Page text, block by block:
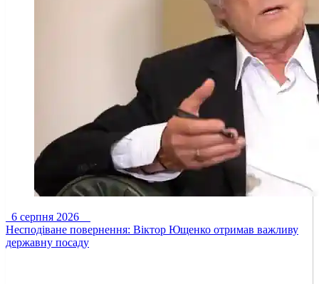
6 серпня 2026
Несподіване повернення: Віктор Ющенко отримав важливу
державну посаду